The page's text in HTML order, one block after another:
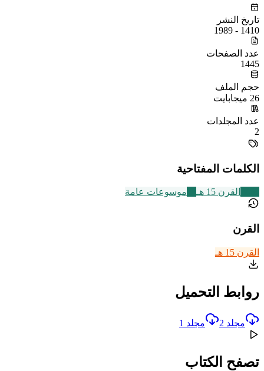
تاريخ النشر
1410 - 1989
عدد الصفحات
1445
حجم الملف
26 ميجابايت
عدد المجلدات
2
الكلمات المفتاحية
القرن 15 هـ موسوعات عامة
القرن
القرن 15 هـ
روابط التحميل
مجلد 2 مجلد 1
تصفح الكتاب